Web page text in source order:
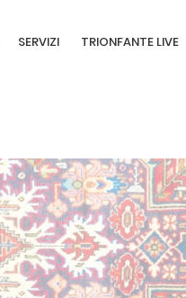
SERVIZI TRIONFANTE LIVE